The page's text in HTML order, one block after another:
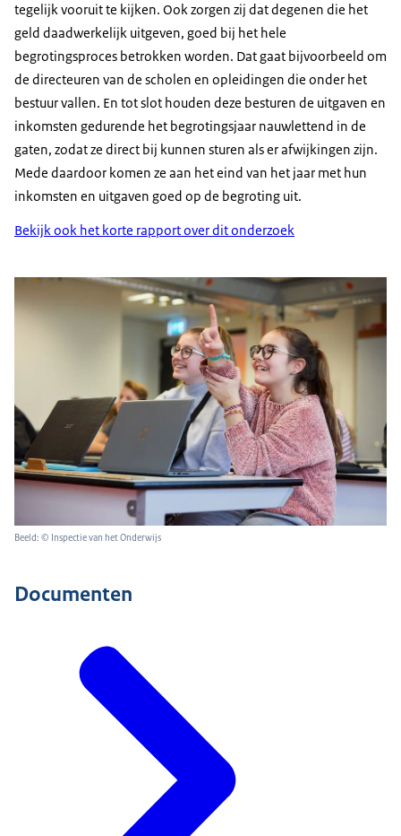
tegelijk vooruit te kijken. Ook zorgen zij dat degenen die het
geld daadwerkelijk uitgeven, goed bij het hele
begrotingsproces betrokken worden. Dat gaat bijvoorbeeld om
de directeuren van de scholen en opleidingen die onder het
bestuur vallen. En tot slot houden deze besturen de uitgaven en
inkomsten gedurende het begrotingsjaar nauwlettend in de
gaten, zodat ze direct bij kunnen sturen als er afwijkingen zijn.
Mede daardoor komen ze aan het eind van het jaar met hun
inkomsten en uitgaven goed op de begroting uit.
Bekijk ook het korte rapport over dit onderzoek
Beeld: © Inspectie van het Onderwijs
Documenten